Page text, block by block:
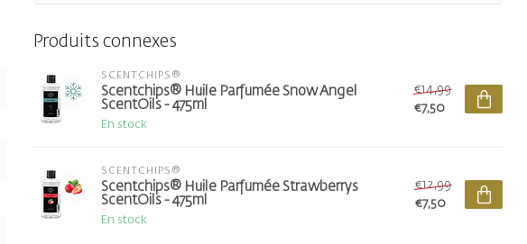
Produits connexes
SCENTCHIPS®
Scentchips® Huile Parfumée Snow Angel
ScentOils - 475ml
En stock
€14,99
€7,50
SCENTCHIPS®
Scentchips® Huile Parfumée Strawberrys
ScentOils - 475ml
En stock
€12,99
€7,50